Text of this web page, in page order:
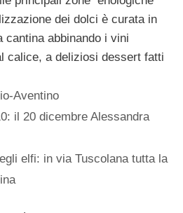
dei dolci è curata in
cantina abbinando i vini
calice, a deliziosi dessert fatti
Aventino
il 20 dicembre Alessandra
elfi: in via Tuscolana tutta la